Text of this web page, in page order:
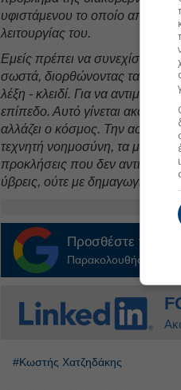
υφιστάμενου το οποίο
λειτουργίας του.
Εμείς πρέπει να συνεχίσουμε
σωστά, διορθώνοντας τα λάθη,
λέξη - κλειδί. Για να
επίπεδο. Αυτό γίνεται ακόμα
αλλάζει ο κόσμος. Την
τεχνητή νοημοσύνη, τα
προκλήσεις που δεν
ύβρεις, ούτε με δημαγωγία και
Προσθέστε το
Παρακολουθήστε τις
#Κωστής Χατζηδάκης